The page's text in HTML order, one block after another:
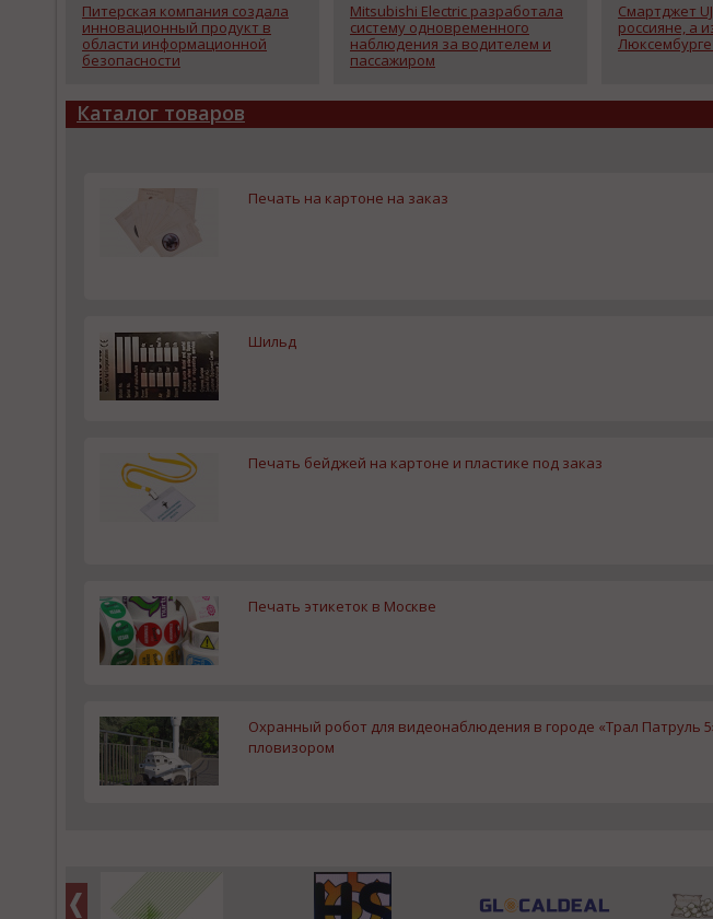
Питерская компания создала
инновационный продукт в
области информационной
безопасности
Mitsubishi Electric разработала
систему одновременного
наблюдения за водителем и
пассажиром
Смартджет
россияне, а
Каталог товаров
Печать на картоне на заказ
Шильд
Печать бейджей на картоне и пластике под заказ
Печать этикеток в Москве
Охранный робот для видеонаблюдения в городе «Трал Патруль
пловизором